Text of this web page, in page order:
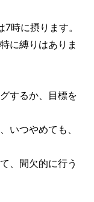
時に摂ります。
に縛りはありま
するか、目標を
いつやめても、
、間欠的に行う